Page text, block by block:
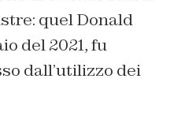
quel Donald
del 2021, fu
dall’utilizzo dei